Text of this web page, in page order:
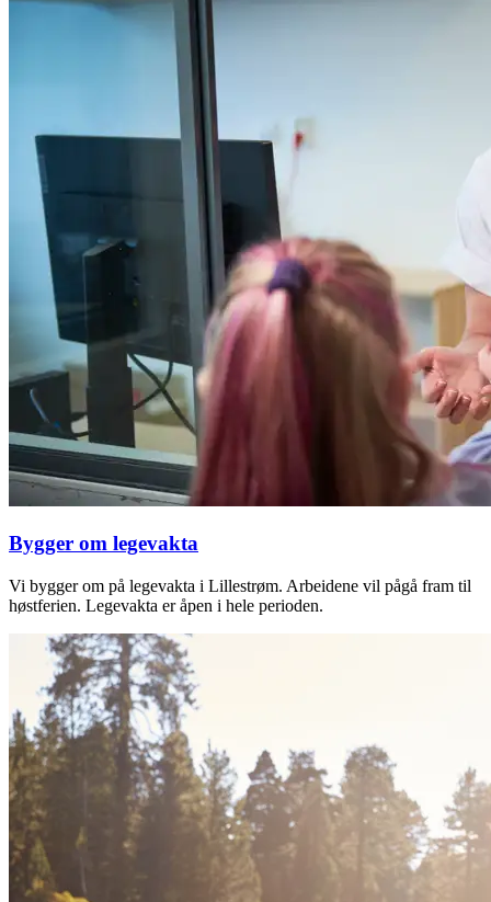
Bygger om legevakta
Vi bygger om på legevakta i Lillestrøm. Arbeidene vil pågå fram til
høstferien. Legevakta er åpen i hele perioden.